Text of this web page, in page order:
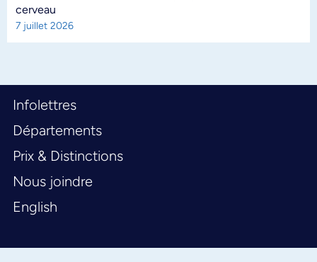
cerveau
7 juillet 2026
Infolettres
Départements
Prix & Distinctions
Nous joindre
English